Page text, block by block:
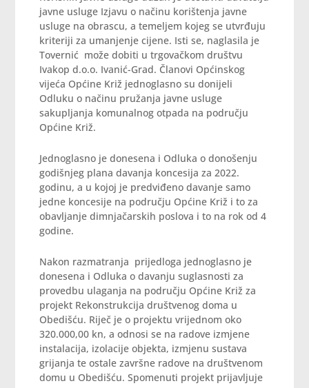
javne usluge Izjavu o načinu korištenja javne
usluge na obrascu, a temeljem kojeg se utvrđuju
kriteriji za umanjenje cijene. Isti se, naglasila je
Tovernić može dobiti u trgovačkom društvu
Ivakop d.o.o. Ivanić-Grad. Članovi Općinskog
vijeća Općine Križ jednoglasno su donijeli
Odluku o načinu pružanja javne usluge
sakupljanja komunalnog otpada na području
Općine Križ.
Jednoglasno je donesena i Odluka o donošenju
godišnjeg plana davanja koncesija za 2022.
godinu, a u kojoj je predviđeno davanje samo
jedne koncesije na području Općine Križ i to za
obavljanje dimnjačarskih poslova i to na rok od 4
godine.
Nakon razmatranja prijedloga jednoglasno je
donesena i Odluka o davanju suglasnosti za
provedbu ulaganja na području Općine Križ za
projekt Rekonstrukcija društvenog doma u
Obedišću. Riječ je o projektu vrijednom oko
320.000,00 kn, a odnosi se na radove izmjene
instalacija, izolacije objekta, izmjenu sustava
grijanja te ostale završne radove na društvenom
domu u Obedišću. Spomenuti projekt prijavljuje